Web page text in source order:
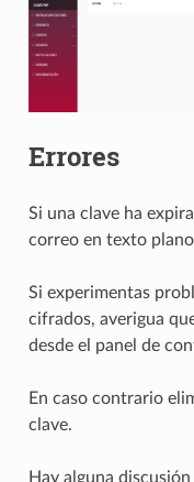
Errores
Si una clave ha
correo en texto
Si experimentas
cifrados, averigua
desde el panel de
En caso contrario
clave.
Hay alguna